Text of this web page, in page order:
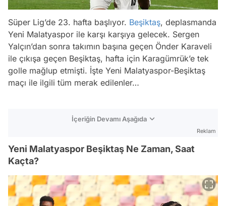
Süper Lig’de 23. hafta başlıyor. Beşiktaş, deplasmanda
Yeni Malatyaspor ile karşı karşıya gelecek. Sergen
Yalçın’dan sonra takımın başına geçen Önder Karaveli
ile çıkışa geçen Beşiktaş, hafta için Karagümrük’e tek
golle mağlup etmişti. İşte Yeni Malatyaspor-Beşiktaş
maçı ile ilgili tüm merak edilenler…
İçeriğin Devamı Aşağıda
Reklam
Yeni Malatyaspor Beşiktaş Ne Zaman, Saat
Kaçta?